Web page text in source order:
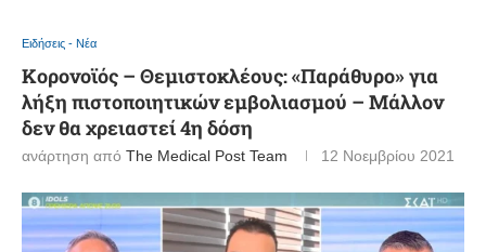
Ειδήσεις - Νέα
Κορονοϊός – Θεμιστοκλέους: «Παράθυρο» για
λήξη πιστοποιητικών εμβολιασμού – Μάλλον
δεν θα χρειαστεί 4η δόση
ανάρτηση από The Medical Post Team 12 Νοεμβρίου 2021